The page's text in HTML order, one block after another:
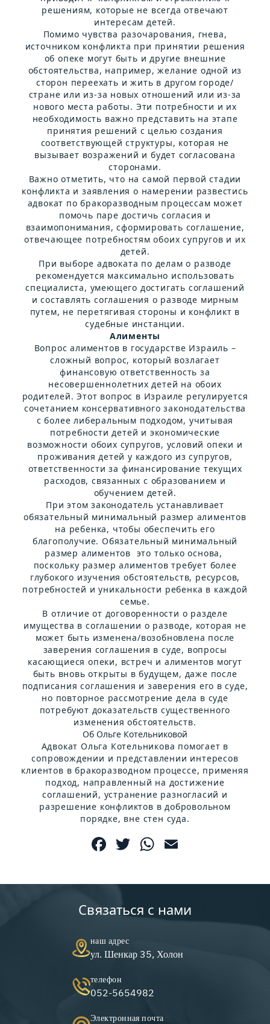
решениям, которые не всегда отвечают
интересам детей.
Помимо чувства разочарования, гнева,
источником конфликта при принятии решения
об опеке могут быть и другие внешние
обстоятельства, например, желание одной из
сторон переехать и жить в другом городе/
стране или из-за новых отношений или из-за
нового места работы. Эти потребности и их
необходимость важно представить на этапе
принятия решений с целью создания
соответствующей структуры, которая не
вызывает возражений и будет согласована
сторонами.
Важно отметить, что на самой первой стадии
конфликта и заявления о намерении развестись
адвокат по бракоразводным процессам может
помочь паре достичь согласия и
взаимопонимания, сформировать соглашение,
отвечающее потребностям обоих супругов и их
детей.
При выборе адвоката по делам о разводе
рекомендуется максимально использовать
специалиста, умеющего достигать соглашений
и составлять соглашения о разводе мирным
путем, не перетягивая стороны и конфликт в
судебные инстанции.
Алименты
Вопрос алиментов в государстве Израиль –
сложный вопрос, который возлагает
финансовую ответственность за
несовершеннолетних детей на обоих
родителей. Этот вопрос в Израиле регулируется
сочетанием консервативного законодательства
с более либеральным подходом, учитывая
потребности детей и экономические
возможности обоих супругов, условий опеки и
проживания детей у каждого из супругов,
ответственности за финансирование текущих
расходов, связанных с образованием и
обучением детей.
При этом законодатель устанавливает
обязательный минимальный размер алиментов
на ребенка, чтобы обеспечить его
благополучие. Обязательный минимальный
размер алиментов это только основа,
поскольку размер алиментов требует более
глубокого изучения обстоятельств, ресурсов,
потребностей и уникальности ребенка в каждой
семье.
В отличие от договоренности о разделе
имущества в соглашении о разводе, которая не
может быть изменена/возобновлена ​​после
заверения соглашения в суде, вопросы
касающиеся опеки, встреч и алиментов могут
быть вновь открыты в будущем, даже после
подписания соглашения и заверения его в суде,
но повторное рассмотрение дела в суде
потребуют доказательств существенного
изменения обстоятельств.
Об Ольге Котельниковой
Адвокат Ольга Котельникова помогает в
сопровождении и представлении интересов
клиентов в бракоразводном процессе, применяя
подход, направленный на достижение
соглашений, устранение разногласий и
разрешение конфликтов в добровольном
порядке, вне стен суда.
Facebook
TwitterWhatsApp
Связаться с нами
наш адрес
ул. Шенкар 35, Холон
телефон
052-5654982
Электронная почта